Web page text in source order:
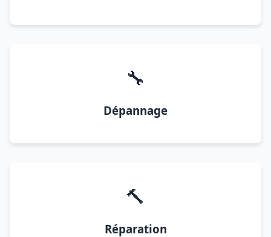
🔧
Dépannage
🔨
Réparation